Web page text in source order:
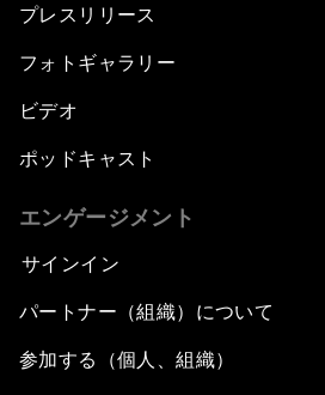
Strategic Outlook: Eurasia
Reconnecting Refugees
An Insight, An Idea with Shah
Can We Live with Monopolies?
プレスリリース
フォトギャラリー
ビデオ
ポッドキャスト
エンゲージメント
サインイン
パートナー（組織）について
参加する（個人、組織）